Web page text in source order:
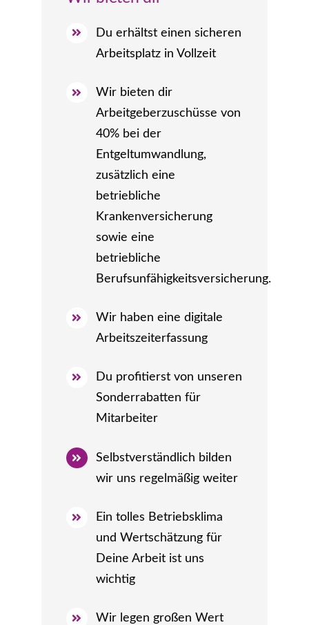
Du erhältst einen sicheren
Arbeitsplatz in Vollzeit
Wir bieten dir
Arbeitgeberzuschüsse von
40% bei der
Entgeltumwandlung,
zusätzlich eine
betriebliche
Krankenversicherung
sowie eine
betriebliche
Berufsunfähigkeitsversicherung.
Wir haben eine digitale
Arbeitszeiterfassung
Du profitierst von unseren
Sonderrabatten für
Mitarbeiter
Selbstverständlich bilden
wir uns regelmäßig weiter
Ein tolles Betriebsklima
und Wertschätzung für
Deine Arbeit ist uns
wichtig
Wir legen großen Wert